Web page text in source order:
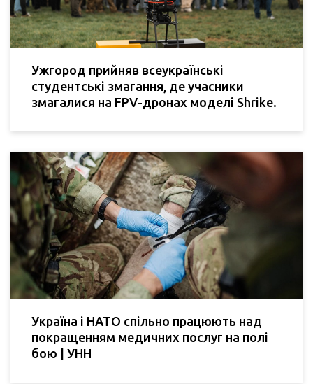
Ужгород прийняв всеукраїнські
студентські змагання, де учасники
змагалися на FPV-дронах моделі Shrike.
Україна і НАТО спільно працюють над
покращенням медичних послуг на полі
бою | УНН